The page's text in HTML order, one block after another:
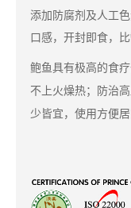
添加防腐剂及人工
口感，开封即食，比
鲍鱼具有极高的食
不上火燥热；防治
少皆宜，使用方便